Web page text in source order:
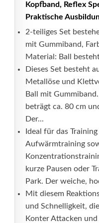
Kopfband, Reflex
Praktische
2-teiliges Set
mit Gummiband,
Material: Ball
Dieses Set besteht
Metallöse und
Ball mit
beträgt ca. 80 cm
Der...
Ideal für das
Aufwärmtraining
kurze Pausen oder
Park. Der weiche,
Mit diesem
und Schnelligkeit,
Konter Attacken